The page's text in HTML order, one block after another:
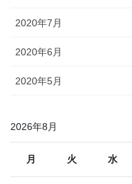
2020年7月
2020年6月
2020年5月
2026年8月
月 火 水